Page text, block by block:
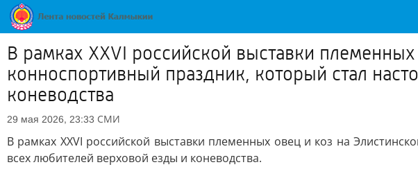
В рамках XXVI российской выставки
конноспортивный праздник, который стал
коневодства
29 мая 2026, 23:33 СМИ
В рамках XXVI российской выставки племенных овец и коз на
всех любителей верховой езды и коневодства.